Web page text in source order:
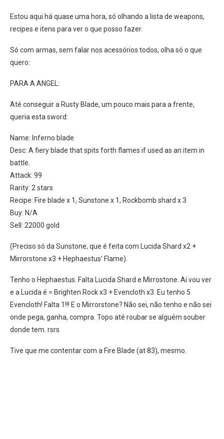
Estou aqui há quase uma hora, só olhando a lista de weapons,
recipes e itens para ver o que posso fazer.
Só com armas, sem falar nos acessórios todos, olha só o que
quero:
PARA A ANGEL:
Até conseguir a Rusty Blade, um pouco mais para a frente,
queria esta sword:
Name: Inferno blade
Desc: A fiery blade that spits forth flames if used as an item in
battle.
Attack: 99
Rarity: 2 stars
Recipe: Fire blade x 1, Sunstone x 1, Rockbomb shard x 3
Buy: N/A
Sell: 22000 gold
(Preciso só da Sunstone, que é feita com Lucida Shard x2 +
Mirrorstone x3 + Hephaestus’ Flame).
Tenho o Hephaestus. Falta Lucida Shard e Mirrostone. Aí vou ver
e a Lucida é = Brighten Rock x3 + Evencloth x3. Eu tenho 5
Evencloth! Falta 1!!! E o Mirrorstone? Não sei, não tenho e não sei
onde pega, ganha, compra. Topo até roubar se alguém souber
donde tem. rsrs
Tive que me contentar com a Fire Blade (at 83), mesmo.